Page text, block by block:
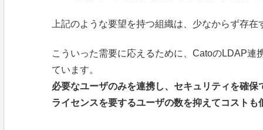
上記のような要望を持つ組織は、少なからず存
こういった需要に応えるために、CatoのLDAP
ています。
必要なユーザのみを連携し、セキュリティを確保
ライセンスを要するユーザの数を抑えてコストも